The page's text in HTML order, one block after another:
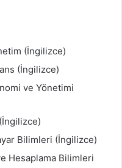
(İngilizce)
(İngilizce)
ve Yönetimi
Bilimleri (İngilizce)
Hesaplama Bilimleri